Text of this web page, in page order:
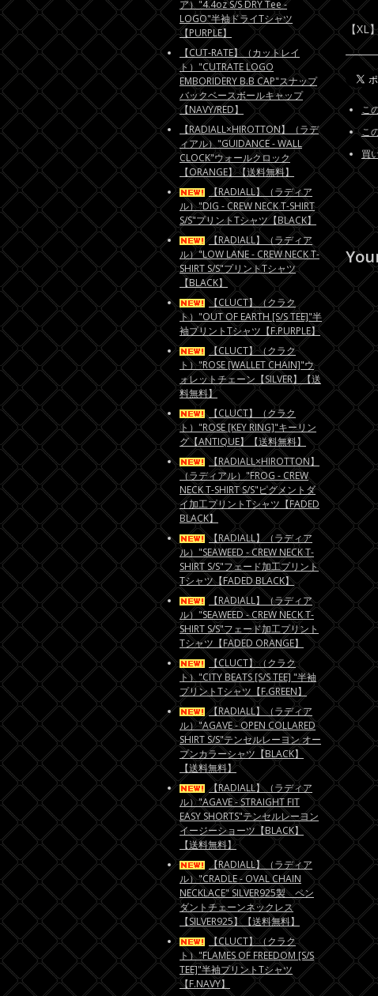
【XL
こ
こ
買
ア）"4.4oz S/S DRY Tee -
LOGO"半袖ドライTシャツ
【PURPLE】
【CUT-RATE】（カットレイ
ト）"CUTRATE LOGO
EMBORIDERY B.B CAP"スナップ
バックベースボールキャップ
【NAVY/RED】
【RADIALL×HIROTTON】（ラデ
ィアル）"GUIDANCE - WALL
CLOCK"ウォールクロック
【ORANGE】【送料無料】
【RADIALL】（ラディア
ル）"DIG - CREW NECK T-SHIRT
S/S"プリントTシャツ【BLACK】
【RADIALL】（ラディア
ル）"LOW LANE - CREW NECK T-
SHIRT S/S"プリントTシャツ
【BLACK】
【CLUCT】（クラク
ト）"OUT OF EARTH [S/S TEE]"半
袖プリントTシャツ【F.PURPLE】
【CLUCT】（クラク
ト）"ROSE [WALLET CHAIN]"ウ
ォレットチェーン【SILVER】【送
料無料】
【CLUCT】（クラク
ト）"ROSE [KEY RING]"キーリン
グ【ANTIQUE】【送料無料】
【RADIALL×HIROTTON】
（ラディアル）"FROG - CREW
NECK T-SHIRT S/S"ピグメントダ
イ加工プリントTシャツ【FADED
BLACK】
【RADIALL】（ラディア
ル）"SEAWEED - CREW NECK T-
SHIRT S/S"フェード加工プリント
Tシャツ【FADED BLACK】
【RADIALL】（ラディア
ル）"SEAWEED - CREW NECK T-
SHIRT S/S"フェード加工プリント
Tシャツ【FADED ORANGE】
【CLUCT】（クラク
ト）"CITY BEATS [S/S TEE] "半袖
プリントTシャツ【F.GREEN】
【RADIALL】（ラディア
ル）"AGAVE - OPEN COLLARED
SHIRT S/S"テンセルレーヨン オー
プンカラーシャツ【BLACK】
【送料無料】
【RADIALL】（ラディア
ル）"AGAVE - STRAIGHT FIT
EASY SHORTS"テンセルレーヨン
イージーショーツ【BLACK】
【送料無料】
【RADIALL】（ラディア
ル）"CRADLE - OVAL CHAIN
NECKLACE" SILVER925製 ペン
ダントチェーンネックレス
【SILVER925】【送料無料】
【CLUCT】（クラク
ト）"FLAMES OF FREEDOM [S/S
TEE]"半袖プリントTシャツ
【F.NAVY】